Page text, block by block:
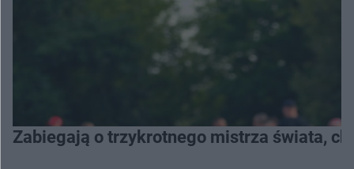
Zabiegają o trzykrotnego mistrza świata,